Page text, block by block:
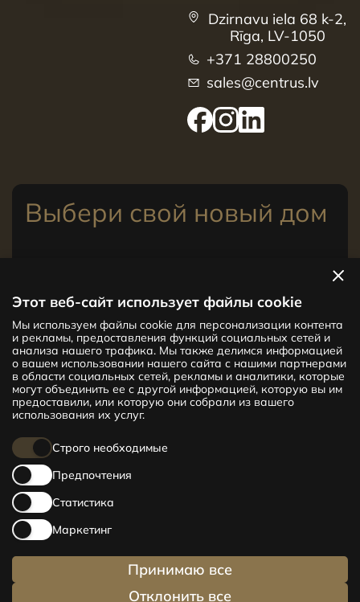
Этот веб-сайт использует файлы cookie
Мы используем файлы cookie для персонализации контента
и рекламы, предоставления функций социальных сетей и
анализа нашего трафика. Мы также делимся информацией
о вашем использовании нашего сайта с нашими партнерами
в области социальных сетей, рекламы и аналитики, которые
могут объединить ее с другой информацией, которую вы им
предоставили, или которую они собрали из вашего
использования их услуг.
Строго необходимые
Предпочтения
Статистика
Маркетинг
Отклонить все
Принимаю все
Dzirnavu iela 68 k-2,
Rīga, LV-1050
+371 28800250
sales@centrus.lv
Выбери свой новый дом
Новый проект CENTRUS предлагает
142 эксклюзивные и удобные квартиры
в центре Риги – от уютных квартир
площадью 24 кв. м до просторных
апартаментов площадью 210 кв. м. Выбери
свое жилище и будь в центре жизни!